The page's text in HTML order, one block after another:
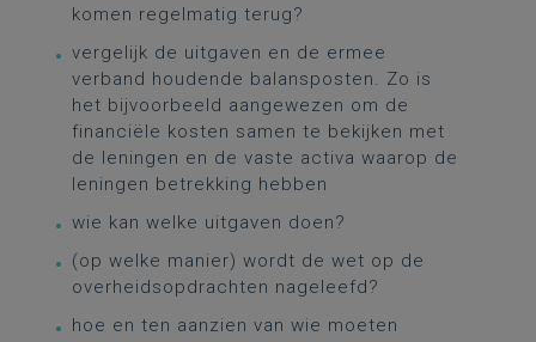
komen regelmatig terug?
vergelijk de uitgaven en de ermee
verband houdende balansposten. Zo is
het bijvoorbeeld aangewezen om de
financiële kosten samen te bekijken met
de leningen en de vaste activa waarop de
leningen betrekking hebben
wie kan welke uitgaven doen?
(op welke manier) wordt de wet op de
overheidsopdrachten nageleefd?
hoe en ten aanzien van wie moeten